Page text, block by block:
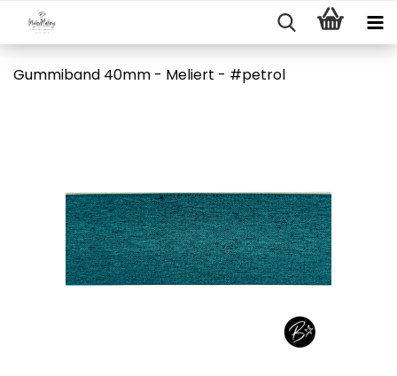
Gummiband 40mm - Meliert - #petrol